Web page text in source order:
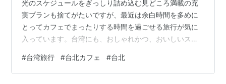
光のスケジュールをぎっしり詰め込む見どころ満載の充
実プランも捨てがたいですが、最近は余白時間を多めに
とってカフェでまったりする時間を過ごせる旅行が気に
入っています。台湾にも、おしゃれかつ、おいしいスイ
中にぜひ立ち寄ってみてほしいです。お気に入りのカフ
ェを見つけたら、それだけを目当てに台湾に何度も来た
#台湾旅行 #台北カフェ #台北